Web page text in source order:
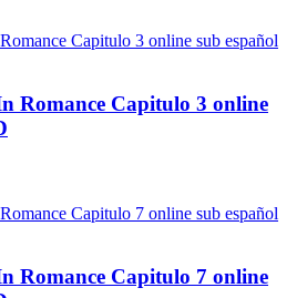
Romance Capitulo 3 online
Romance Capitulo 7 online